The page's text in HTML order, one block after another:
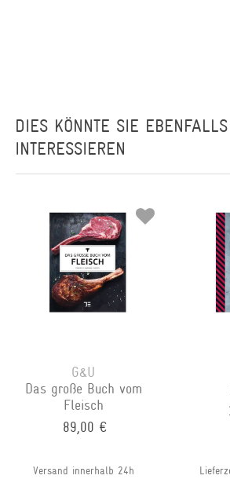
DIES KÖNNTE SIE EBENFALLS
INTERESSIEREN
G&U
Das große Buch vom
Fleisch
89,00 €
Versand innerhalb 24h